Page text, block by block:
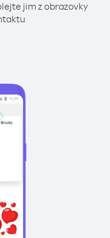
jim z obrazovky